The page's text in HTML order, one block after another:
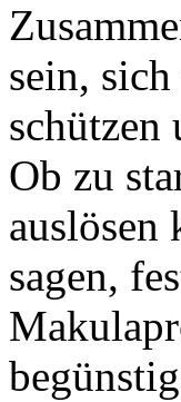
sein,
schützen
Ob zu
auslösen
sagen,